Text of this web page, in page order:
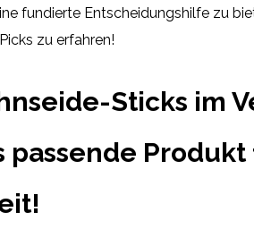
fundierte Entscheidungshilfe zu
zu erfahren!
Sticks im
passende